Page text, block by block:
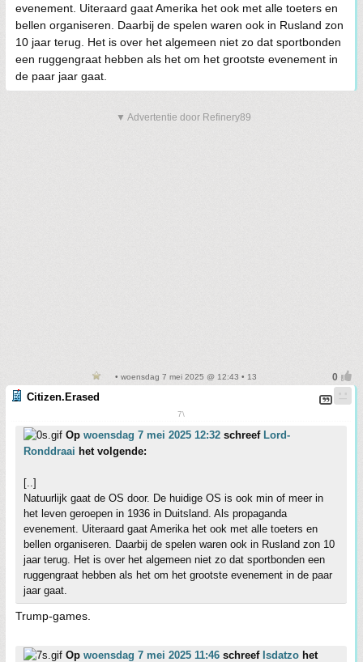
evenement. Uiteraard gaat Amerika het ook met alle toeters en
bellen organiseren. Daarbij de spelen waren ook in Rusland zon
10 jaar terug. Het is over het algemeen niet zo dat sportbonden
een ruggengraat hebben als het om het grootste evenement in
de paar jaar gaat.
▼ Advertentie door Refinery89
• woensdag 7 mei 2025 @ 12:43 • 13
Citizen.Erased
7\
Op woensdag 7 mei 2025 12:32 schreef Lord-
Ronddraai het volgende:
[..]
Natuurlijk gaat de OS door. De huidige OS is ook min of meer in
het leven geroepen in 1936 in Duitsland. Als propaganda
evenement. Uiteraard gaat Amerika het ook met alle toeters en
bellen organiseren. Daarbij de spelen waren ook in Rusland zon 10
jaar terug. Het is over het algemeen niet zo dat sportbonden een
ruggengraat hebben als het om het grootste evenement in de paar
jaar gaat.
Trump-games.
Op woensdag 7 mei 2025 11:46 schreef Isdatzo het